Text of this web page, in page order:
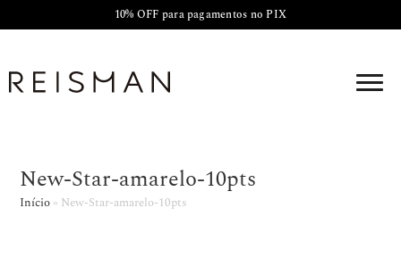
10% OFF para pagamentos no PIX
New-Star-amarelo-10pts
Início » New-Star-amarelo-10pts